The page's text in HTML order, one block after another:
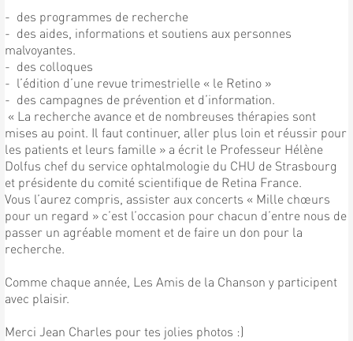
- des programmes de recherche
- des aides, informations et soutiens aux personnes
malvoyantes.
- des colloques
- l’édition d’une revue trimestrielle « le Retino »
- des campagnes de prévention et d’information.
« La recherche avance et de nombreuses thérapies sont
mises au point. Il faut continuer, aller plus loin et réussir pour
les patients et leurs famille » a écrit le Professeur Hélène
Dolfus chef du service ophtalmologie du CHU de Strasbourg
et présidente du comité scientifique de Retina France.
Vous l’aurez compris, assister aux concerts « Mille chœurs
pour un regard » c’est l’occasion pour chacun d’entre nous de
passer un agréable moment et de faire un don pour la
recherche.
Comme chaque année, Les Amis de la Chanson y participent
avec plaisir.
Merci Jean Charles pour tes jolies photos :)